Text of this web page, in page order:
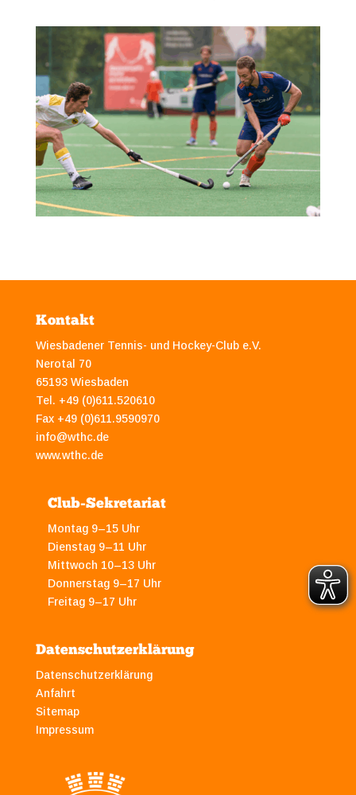
Kontakt
Wiesbadener Tennis- und Hockey-Club e.V.
Nerotal 70
65193 Wiesbaden
Tel. +49 (0)611.520610
Fax +49 (0)611.9590970
info@wthc.de
www.wthc.de
Club-Sekretariat
Montag 9–15 Uhr
Dienstag 9–11 Uhr
Mittwoch 10–13 Uhr
Donnerstag 9–17 Uhr
Freitag 9–17 Uhr
Datenschutzerklärung
Datenschutzerklärung
Anfahrt
Sitemap
Impressum